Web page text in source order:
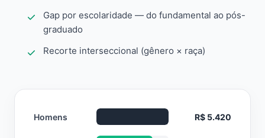
Gap por escolaridade — do fundamental ao pós-
graduado
Recorte interseccional (gênero × raça)
Homens R$ 5.420